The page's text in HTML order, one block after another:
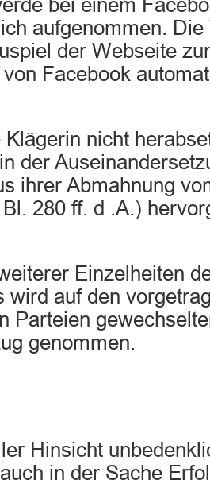
bei einem
aufgenommen.
der Webseite
Facebook
Klägerin nicht
der
ihrer Abmahnung
280 ff. d .A.)
Einzelheiten
wird auf den
Parteien
genommen.
Hinsicht
in der Sache